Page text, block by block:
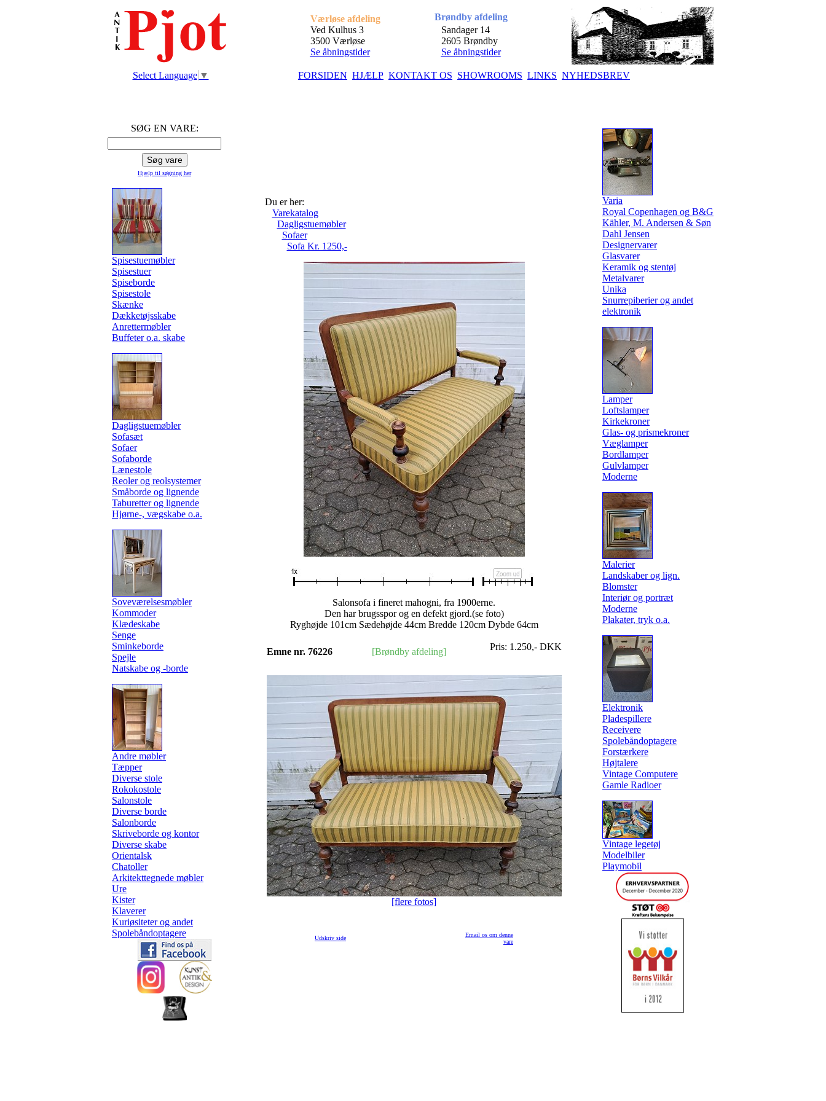
Værløse afdeling
Ved Kulhus 3
3500 Værløse
Se åbningstider
Brøndby afdeling
Sandager 14
2605 Brøndby
Se åbningstider
Select Language ▼ FORSIDEN HJÆLP KONTAKT OS SHOWROOMS LINKS NYHEDSBREV
SØG EN VARE:
Hjælp til søgning her
Spisestuemøbler
Spisestuer
Spiseborde
Spisestole
Skænke
Dækketøjsskabe
Anrettermøbler
Buffeter o.a. skabe
Dagligstuemøbler
Sofasæt
Sofaer
Sofaborde
Lænestole
Reoler og reolsystemer
Småborde og lignende
Taburetter og lignende
Hjørne-, vægskabe o.a.
Soveværelsesmøbler
Kommoder
Klædeskabe
Senge
Sminkeborde
Spejle
Natskabe og -borde
Andre møbler
Tæpper
Diverse stole
Rokokostole
Salonstole
Diverse borde
Salonborde
Skriveborde og kontor
Diverse skabe
Orientalsk
Chatoller
Arkitekttegnede møbler
Ure
Kister
Klaverer
Kuriøsiteter og andet
Spolebåndoptagere
Du er her:
Varekatalog
Dagligstuemøbler
Sofaer
Sofa Kr. 1250,-
Salonsofa i fineret mahogni, fra 1900erne.
Den har brugsspor og en defekt gjord.(se foto)
Ryghøjde 101cm Sædehøjde 44cm Bredde 120cm Dybde 64cm
Emne nr. 76226 [Brøndby afdeling] Pris: 1.250,- DKK
[flere fotos]
Udskriv side
Email os om denne
vare
Varia
Royal Copenhagen og B&G
Kähler, M. Andersen & Søn
Dahl Jensen
Designervarer
Glasvarer
Keramik og stentøj
Metalvarer
Unika
Snurrepiberier og andet
elektronik
Lamper
Loftslamper
Kirkekroner
Glas- og prismekroner
Væglamper
Bordlamper
Gulvlamper
Moderne
Malerier
Landskaber og lign.
Blomster
Interiør og portræt
Moderne
Plakater, tryk o.a.
Elektronik
Pladespillere
Receivere
Spolebåndoptagere
Forstærkere
Højtalere
Vintage Computere
Gamle Radioer
Vintage legetøj
Modelbiler
Playmobil